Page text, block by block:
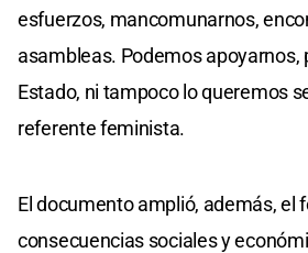
esfuerzos, mancomunarnos,
asambleas. Podemos apoyarnos,
Estado, ni tampoco lo queremos
referente feminista.
El documento amplió, además, el
consecuencias sociales y